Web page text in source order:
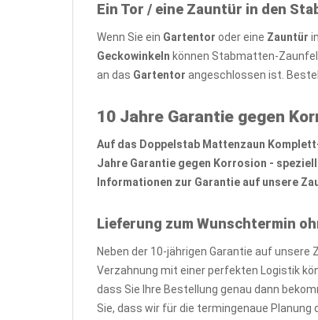
Ein Tor / eine Zauntür in den
Wenn Sie ein Gartentor oder eine Zauntür
Geckowinkeln können Stabmatten-
an das Gartentor angeschlossen ist.
10 Jahre Garantie gegen
Auf das Doppelstab Mattenzaun
Jahre Garantie gegen Korrosion -
Informationen zur Garantie auf unsere
Lieferung zum Wunschtermin
Neben der 10-jährigen Garantie auf
Verzahnung mit einer perfekten Logistik
dass Sie Ihre Bestellung genau dann
Sie, dass wir für die termingenaue